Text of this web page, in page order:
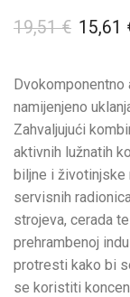
19,51€ 15,61
namijenjeno
Zahvaljujući
aktivnih lužnatih
biljne i životinjske
servisnih
strojeva, cerada
prehrambenoj
protresti kako bi
se koristiti